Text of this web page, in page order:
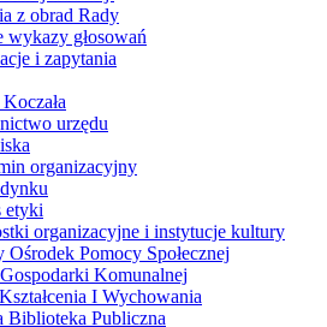
z obrad Rady
wykazy głosowań
i zapytania
urzędu
organizacyjny
etyki
organizacyjne i instytucje kultury
Ośrodek Pomocy Społecznej
Gospodarki Komunalnej
I Wychowania
Biblioteka Publiczna